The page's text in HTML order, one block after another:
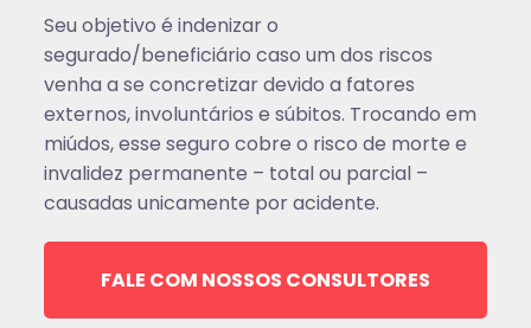
Seu objetivo é indenizar o
segurado/beneficiário caso um dos riscos
venha a se concretizar devido a fatores
externos, involuntários e súbitos. Trocando em
miúdos, esse seguro cobre o risco de morte e
invalidez permanente – total ou parcial –
causadas unicamente por acidente.
FALE COM NOSSOS CONSULTORES